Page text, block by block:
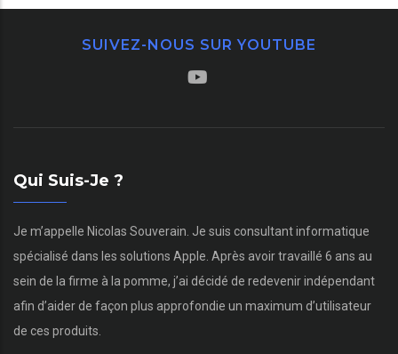
SUIVEZ-NOUS SUR YOUTUBE
Qui Suis-Je ?
Je m’appelle Nicolas Souverain. Je suis consultant informatique
spécialisé dans les solutions Apple. Après avoir travaillé 6 ans au
sein de la firme à la pomme, j’ai décidé de redevenir indépendant
afin d’aider de façon plus approfondie un maximum d’utilisateur
de ces produits.